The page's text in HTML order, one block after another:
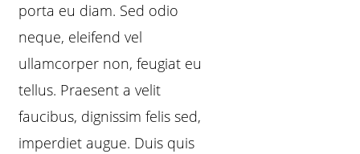
porta eu diam. Sed odio
neque, eleifend vel
ullamcorper non, feugiat eu
tellus. Praesent a velit
faucibus, dignissim felis sed,
imperdiet augue. Duis quis